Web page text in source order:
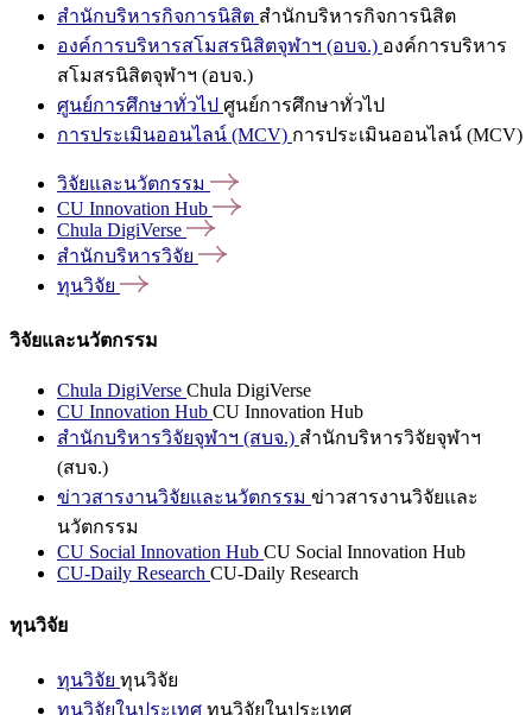
สำนักบริหารกิจการนิสิต สำนักบริหารกิจการนิสิต
องค์การบริหารสโมสรนิสิตจุฬาฯ (อบจ.) องค์การบริหาร
สโมสรนิสิตจุฬาฯ (อบจ.)
ศูนย์การศึกษาทั่วไป ศูนย์การศึกษาทั่วไป
การประเมินออนไลน์ (MCV) การประเมินออนไลน์ (MCV)
วิจัยและนวัตกรรม
CU Innovation Hub
Chula DigiVerse
สำนักบริหารวิจัย
ทุนวิจัย
วิจัยและนวัตกรรม
Chula DigiVerse Chula DigiVerse
CU Innovation Hub CU Innovation Hub
สำนักบริหารวิจัยจุฬาฯ (สบจ.) สำนักบริหารวิจัยจุฬาฯ
(สบจ.)
ข่าวสารงานวิจัยและนวัตกรรม ข่าวสารงานวิจัยและ
นวัตกรรม
CU Social Innovation Hub CU Social Innovation Hub
CU-Daily Research CU-Daily Research
ทุนวิจัย
ทุนวิจัย ทุนวิจัย
ทุนวิจัยในประเทศ ทุนวิจัยในประเทศ